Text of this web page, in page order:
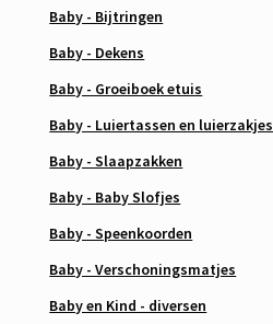
Baby - Bijtringen
Baby - Dekens
Baby - Groeiboek etuis
Baby - Luiertassen en luierzakjes
Baby - Slaapzakken
Baby - Baby Slofjes
Baby - Speenkoorden
Baby - Verschoningsmatjes
Baby en Kind - diversen